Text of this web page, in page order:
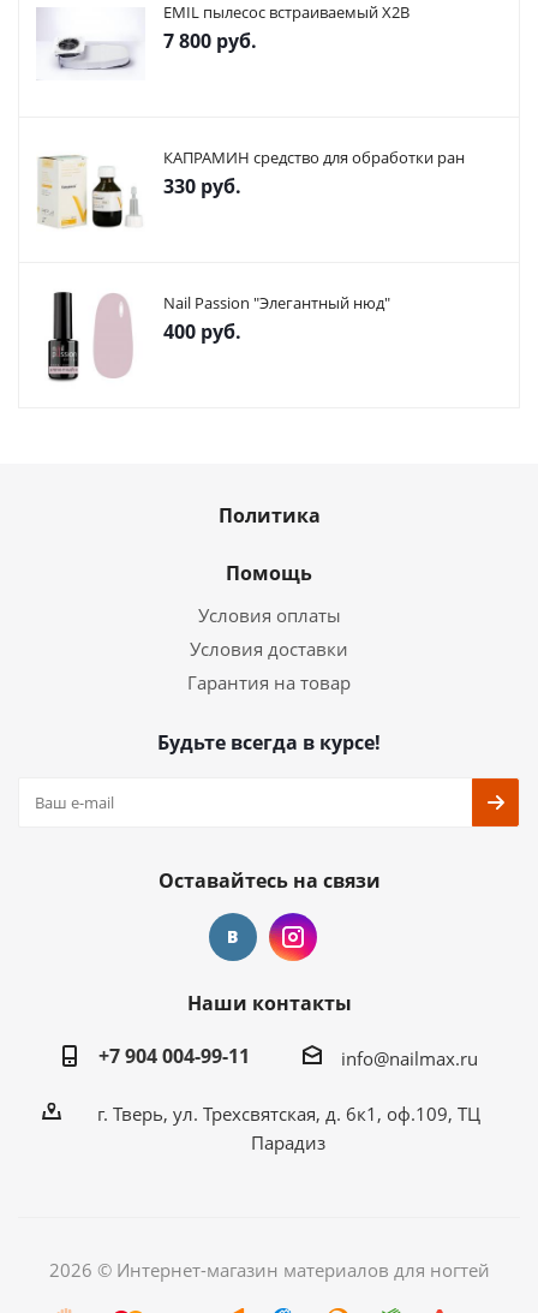
EMIL пылесос встраиваемый X2В
7 800 руб.
КАПРАМИН средство для обработки ран
330 руб.
Nail Passion "Элегантный нюд"
400 руб.
Политика
Помощь
Условия оплаты
Условия доставки
Гарантия на товар
Будьте всегда в курсе!
Оставайтесь на связи
Наши контакты
+7 904 004-99-11
info@nailmax.ru
г. Тверь, ул. Трехсвятская, д. 6к1, оф.109, ТЦ
Парадиз
2026 © Интернет-магазин материалов для ногтей